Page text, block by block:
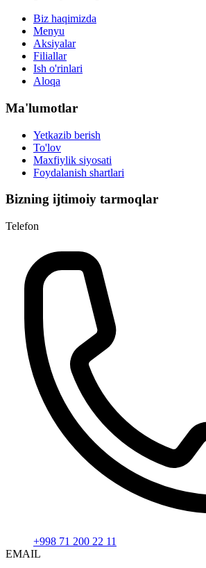
Biz haqimizda
Menyu
Aksiyalar
Filiallar
Ish o'rinlari
Aloqa
Ma'lumotlar
Yetkazib berish
To'lov
Maxfiylik siyosati
Foydalanish shartlari
Bizning ijtimoiy tarmoqlar
Telefon
+998 71 200 22 11
EMAIL